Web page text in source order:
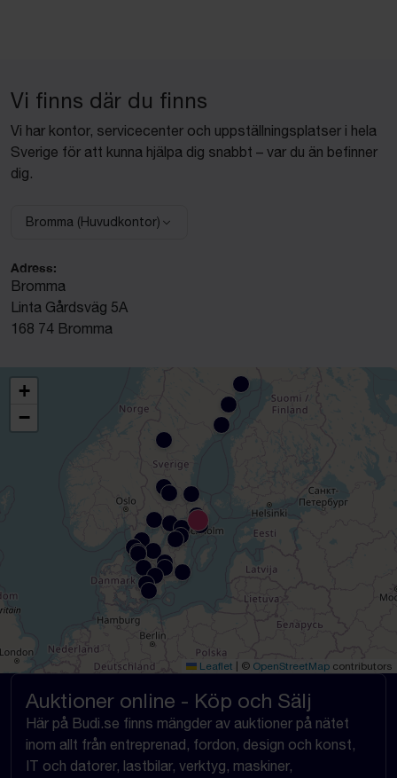
Vi finns där du finns
Vi har kontor, servicecenter och uppställningsplatser i hela
Sverige för att kunna hjälpa dig snabbt – var du än befinner
dig.
Välj anläggning:
Bromma (Huvudkontor)
Adress:
Bromma
Linta Gårdsväg 5A
168 74 Bromma
+
−
Leaflet © OpenStreetMap contributors
Auktioner online - Köp och Sälj
Här på Budi.se finns mängder av auktioner på nätet
inom allt från entreprenad, fordon, design och konst,
IT och datorer, lastbilar, verktyg, maskiner,